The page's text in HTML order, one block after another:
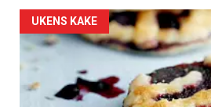
Forsiden
akkurat
nå
UKENS KAKE